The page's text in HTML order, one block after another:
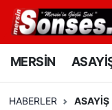
MERSİN
HABERLER ASAYİŞ
MERSİN
Mersin